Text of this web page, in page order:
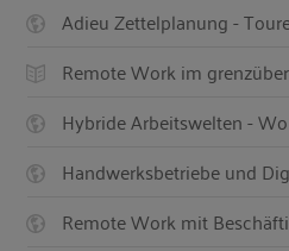
Adieu Zettelplanung -
Remote Work im
Hybride Arbeitswelten -
Handwerksbetriebe und
Remote Work mit